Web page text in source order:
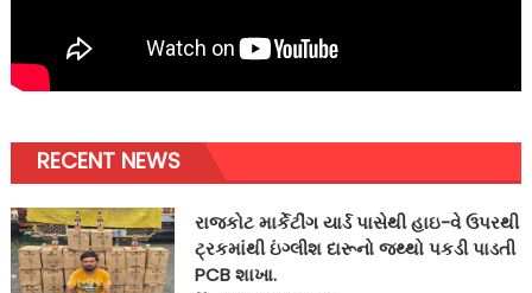
RECENT NEWS
રાજકોટ માર્કેટીંગ યાર્ડ પાસેથી હાઇ-વે ઉપરથી
ટ્રકમાંથી ઇંગ્લીશ દારૂનો જથ્થો પકડી પાડતી
PCB શાખા.